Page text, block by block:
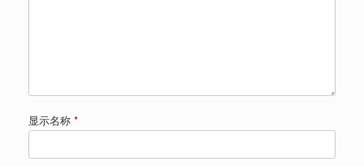
显示名称 *